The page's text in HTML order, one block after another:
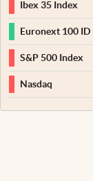
Ibex 35 Index
Euronext 100 ID
S&P 500 Index
Nasdaq